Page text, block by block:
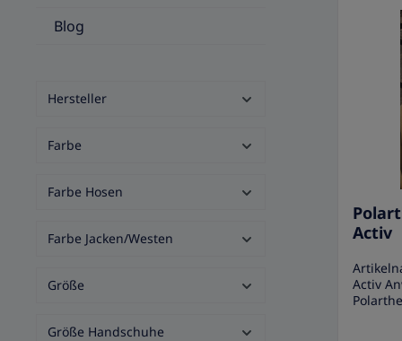
Blog
Hersteller
Farbe
Farbe Hosen
Farbe Jacken/Westen
Größe
Größe Handschuhe
Activ
Activ